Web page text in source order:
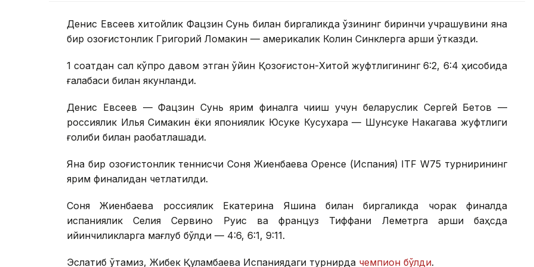
Денис Евсеев хитойлик Фацзин Сунь билан биргаликда ўзининг биринчи учрашувини яна
бир қозоғистонлик Григорий Ломакин — америкалик Колин Синклерга қарши ўтказди.
1 соатдан сал кўпроқ давом этган ўйин Қозоғистон-Хитой жуфтлигининг 6:2, 6:4 ҳисобида
ғалабаси билан якунланди.
Денис Евсеев — Фацзин Сунь ярим финалга чиқиш учун беларуслик Сергей Бетов —
россиялик Илья Симакин ёки япониялик Юсуке Кусухара — Шунсуке Накагава жуфтлиги
ғолиби билан рақобатлашади.
Яна бир қозоғистонлик теннисчи Соня Жиенбаева Оренсе (Испания) ITF W75 турнирининг
ярим финалидан четлатилди.
Соня Жиенбаева россиялик Екатерина Яшина билан биргаликда чорак финалда
испаниялик Селия Сервино Руис ва француз Тиффани Леметрга қарши баҳсда
қийинчиликларга мағлуб бўлди — 4:6, 6:1, 9:11.
Эслатиб ўтамиз, Жибек Қуламбаева Испаниядаги турнирда чемпион бўлди.